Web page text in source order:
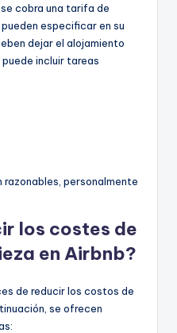
cobra una tarifa de
especificar en su
dejar el alojamiento
incluir tareas
personalmente
los costes de
en Airbnb?
de reducir los costos de
se ofrecen